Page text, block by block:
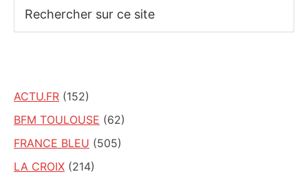
sur
ACTU.FR (152)
BFM TOULOUSE (62)
FRANCE BLEU (505)
LA CROIX (214)